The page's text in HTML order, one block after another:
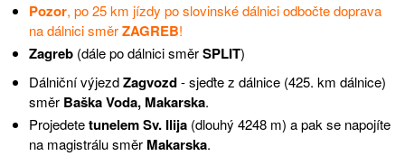
Pozor, po 25 km jízdy po slovinské dálnici odbočte doprava
na dálnici směrZAGREB!
Zagreb(dále po dálnici směrSPLIT)
Dálniční výjezdZagvozd- sjeďte z dálnice (425. km dálnice)
směr Baška Voda, Makarska.
Projedetetunelem Sv. Ilija(dlouhý 4248 m) a pak se napojíte
na magistrálu směr Makarska.